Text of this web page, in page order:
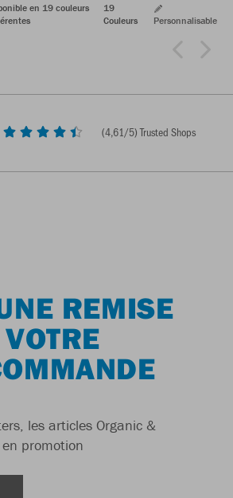
en 19 couleurs
19
Couleurs
Personnalisable
(4,61/5) Trusted Shops
REMISE
les articles Organic &
promotion